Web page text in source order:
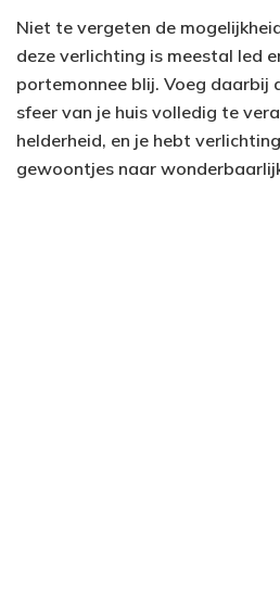
Niet te vergeten de
deze verlichting is meestal led
portemonnee blij. Voeg daarbij
sfeer van je huis volledig te
helderheid, en je hebt
gewoontjes naar